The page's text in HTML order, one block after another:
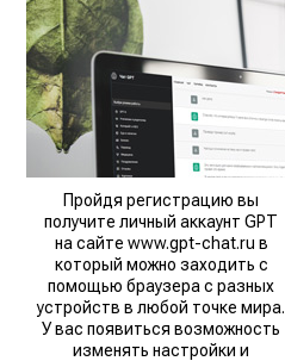
Пройдя регистрацию вы
получите личный аккаунт GPT
на сайте www.gpt-chat.ru в
который можно заходить с
помощью браузера с разных
устройств в любой точке мира.
У вас появиться возможность
изменять настройки и